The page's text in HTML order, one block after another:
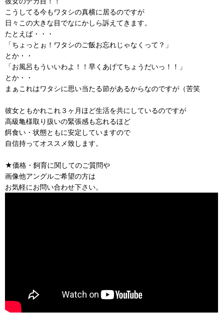
こうしてる今もワタシの真横に居るのですが
日々この大きな目でなにかしら訴えてきます。
たとえば・・・
「ちょっとぉ！ワタシのご飯お忘れじゃなくって？」
とか・・
「お風呂もういいわよ！！早くあげてちょうだいっ！！」
とか・・
まぁこれはワタシに思い当たる節があるからなのですが（苦笑
彼女ともかれこれ３ヶ月ほど生活を共にしているのですが
高級亀様取り扱いの緊張感も忘れるほど
餌食い・状態ともに安定していますので
自信持ってオススメ致します。
★価格・飼育に関してのご質問や
画像他アングルご希望の方は
お気軽にお問い合わせ下さい。